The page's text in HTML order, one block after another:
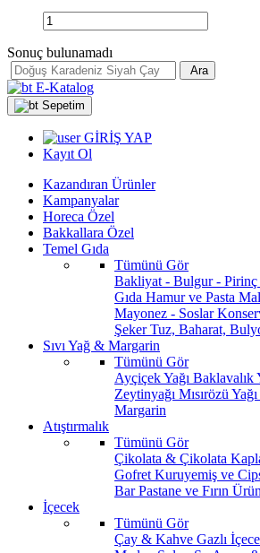
Sonuç bulunamadı
Ara
E-Katalog
Sepetim
GİRİŞ YAP
Kayıt Ol
Kazandıran Ürünler
Kampanyalar
Horeca Özel
Bakkallara Özel
Temel Gıda
Tümünü Gör
Bakliyat - Bulgur - Pirinç
Gıda Hamur ve Pasta
Mayonez - Soslar
ŞekerTuz, Baharat,
Sıvı Yağ & Margarin
Tümünü Gör
Ayçiçek Yağı Baklavalık
Zeytinyağı Mısırözü Yağı
Margarin
Atıştırmalık
Tümünü Gör
Çikolata & Çikolata
Gofret Kuruyemiş ve
BarPastane ve Fırın
İçecek
Tümünü Gör
Çay & Kahve Gazlı